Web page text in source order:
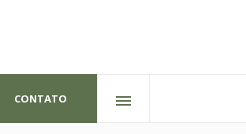
Redes sociais
CONTATO